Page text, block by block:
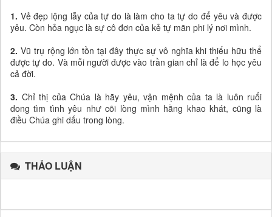
1. Vẻ đẹp lộng lẫy của tự do là làm cho ta tự do để yêu và được
yêu. Còn hỏa ngục là sự cô đơn của kẻ tự mãn phi lý nơi mình.
2. Vũ trụ rộng lớn tồn tại đây thực sự vô nghĩa khi thiếu hữu thể
được tự do. Và mỗi người được vào trần gian chỉ là để lo học yêu
cả đời.
3. Chỉ thị của Chúa là hãy yêu, vận mệnh của ta là luôn ruổi
dong tìm tình yêu như cõi lòng mình hằng khao khát, cũng là
điều Chúa ghi dấu trong lòng.
THẢO LUẬN